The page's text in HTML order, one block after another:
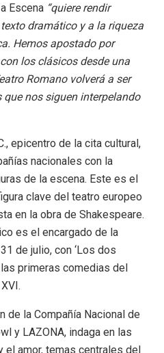
Escena “quiere rendir
dramático y a la riqueza
Hemos apostado por
los clásicos desde una
Romano volverá a ser
nos siguen interpelando
epicentro de la cita cultural,
nacionales con la
de la escena. Este es el
clave del teatro europeo
en la obra de Shakespeare.
es el encargado de la
de julio, con ‘Los dos
las primeras comedias del
de la Compañía Nacional de
y LAZONA, indaga en las
el amor, temas centrales del